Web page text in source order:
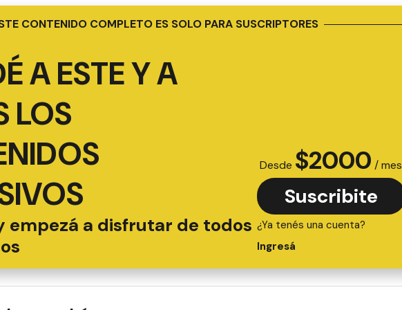
CONTENIDO COMPLETO ES SOLO PARA SUSCRIPTORES
A ESTE Y A
LOS
empezá a disfrutar de todos
Desde $2000 / mes
Suscribite
¿Ya tenés una cuenta?
Ingresá